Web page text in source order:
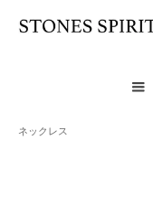
ネックレス